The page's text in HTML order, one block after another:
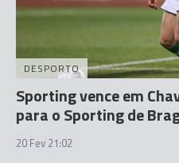
DESPORTO
Sporting vence em
para o Sporting de
20 Fev 21:02